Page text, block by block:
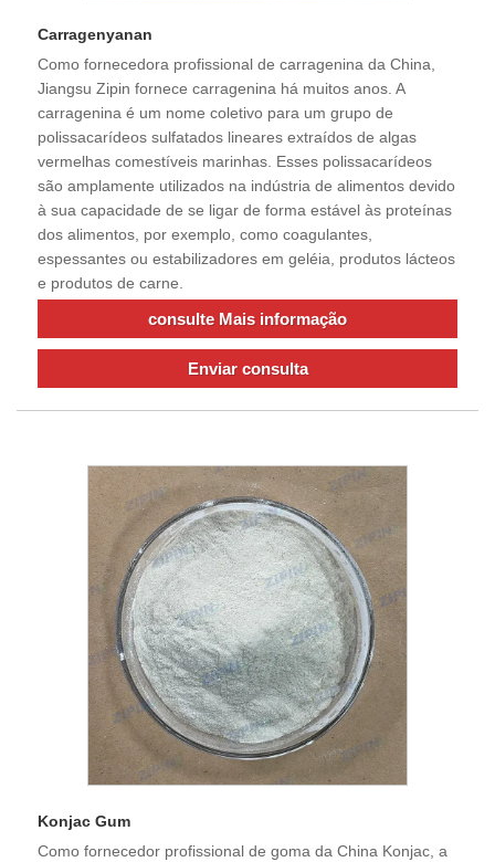
Carragenyanan
Como fornecedora profissional de carragenina da China,
Jiangsu Zipin fornece carragenina há muitos anos. A
carragenina é um nome coletivo para um grupo de
polissacarídeos sulfatados lineares extraídos de algas
vermelhas comestíveis marinhas. Esses polissacarídeos
são amplamente utilizados na indústria de alimentos devido
à sua capacidade de se ligar de forma estável às proteínas
dos alimentos, por exemplo, como coagulantes,
espessantes ou estabilizadores em geléia, produtos lácteos
e produtos de carne.
consulte Mais informação
Enviar consulta
Konjac Gum
Como fornecedor profissional de goma da China Konjac, a